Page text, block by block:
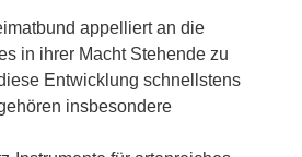
appelliert an die
in ihrer Macht Stehende zu
Entwicklung schnellstens
insbesondere